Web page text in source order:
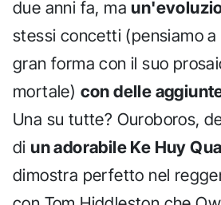
due anni fa, ma
stessi concetti (pensiamo a
gran forma con il suo
mortale) con delle
Una su tutte? Ouroboros,
di un adorabile Ke Huy
dimostra perfetto nel